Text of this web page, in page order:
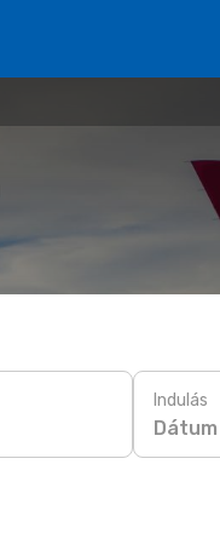
Indulás
Dátum